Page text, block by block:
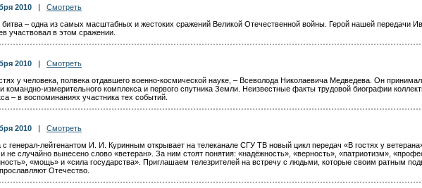
2010
Смотреть
битва – одна из самых масштабных и жестоких сражений Великой Отечественной войны. Герой нашей передачи
участвовал в этом сражении.
2010
Смотреть
у человека, полвека отдавшего военно-космической науке, – Всеволода Николаевича Медведева. Он
командно-измерительного комплекса и первого спутника Земли. Неизвестные факты трудовой биографии
– в воспоминаниях участника тех событий.
2010
Смотреть
с генерал-лейтенантом И. И. Куринным открывает на телеканале СГУ ТВ новый цикл передач «В гостях у
не случайно вынесено слово «ветеран». За ним стоят понятия: «надёжность», «верность», «патриотизм»,
«мощь» и «сила государства». Приглашаем телезрителей на встречу с людьми, которые своим ратным
Отечество.